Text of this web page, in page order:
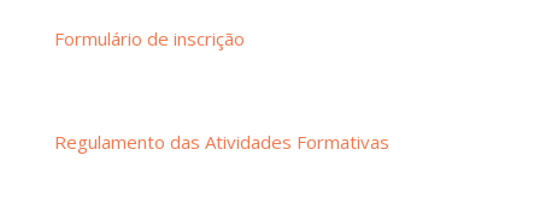
Formulário de inscrição
Regulamento das Atividades Formativas